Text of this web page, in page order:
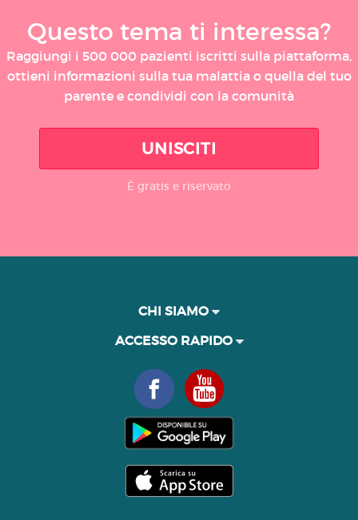
Questo tema ti interessa?
Raggiungi i 500 000 pazienti iscritti sulla piattaforma,
ottieni informazioni sulla tua malattia o quella del tuo
parente e condividi con la comunità
UNISCITI
È gratis e riservato
CHI SIAMO
ACCESSO RAPIDO